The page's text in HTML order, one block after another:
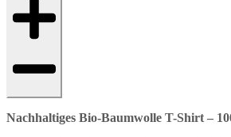
Nachhaltiges Bio-Baumwolle T-Shirt –